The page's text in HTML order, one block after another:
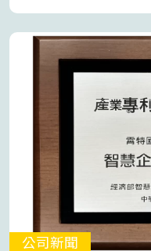
公司新聞